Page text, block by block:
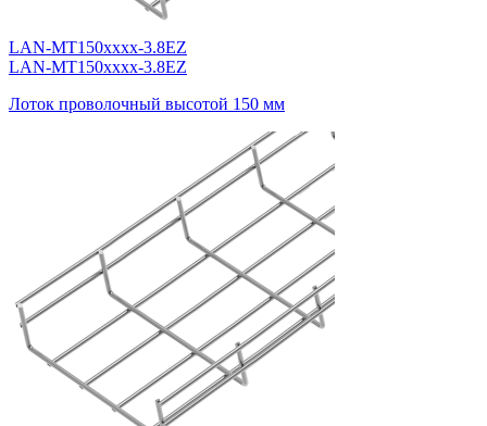
LAN-MT150xxxx-3.8EZ
LAN-MT150xxxx-3.8EZ
Лоток проволочный высотой 150 мм